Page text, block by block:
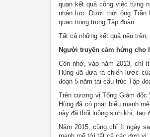
quan kết quả công việc từng
nhân lực. Dưới thời ông Trần
quan trọng trong Tập đoàn.
Tất cả những kết quả nêu
Người truyền cảm hứng cho
Còn nhớ, vào năm 2013, chỉ
Hùng đã đưa ra chiến lược
đoạn 5 năm tái cấu trúc Tập
Trên cương vị Tổng Giám đốc
Hùng đã có phát biểu mạnh
này đã thổi luồng sinh khí, tạo
Năm 2015, cũng chỉ ít ngày